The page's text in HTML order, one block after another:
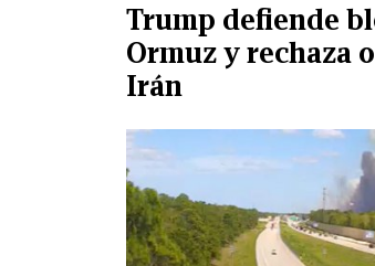
Trump defiende
Ormuz y rechaza
Irán